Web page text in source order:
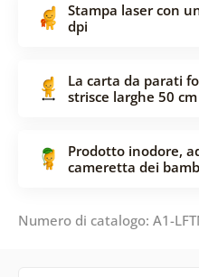
Stampa laser con
dpi
La carta da parati
strisce larghe 50 cm
Prodotto inodore,
cameretta dei
Numero di catalogo: A1-